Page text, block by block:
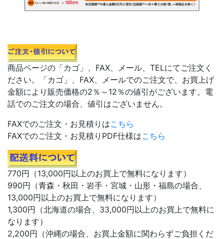
商品ページの「カゴ」、FAX、メール、TELにてご注文く
ださい。「カゴ」、FAX、メールでのご注文で、お買上げ
金額により販売価格の2％～12％の値引がございます。電
話でのご注文の場合、値引はございません。
FAXでのご注文・お見積りはこちら
FAXでのご注文・お見積りPDF仕様はこちら
770円（13,000円以上のお買上で無料になります）
990円（青森・秋田・岩手・宮城・山形・福島の場合、
13,000円以上のお買上で無料になります）
1,300円（北海道の場合、33,000円以上のお買上で無料に
なります）
2,200円（沖縄の場合、お買上金額に関わらずご負担くだ